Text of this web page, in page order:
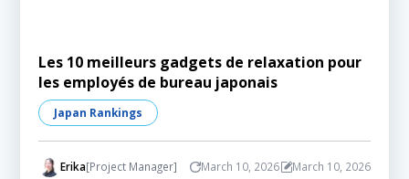
Les 10 meilleurs gadgets de relaxation pour
les employés de bureau japonais
Japan Rankings
Erika[Project Manager] March 10, 2026 March 10, 2026